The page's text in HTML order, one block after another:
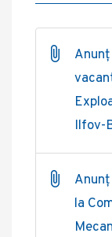
Ilfov-
la